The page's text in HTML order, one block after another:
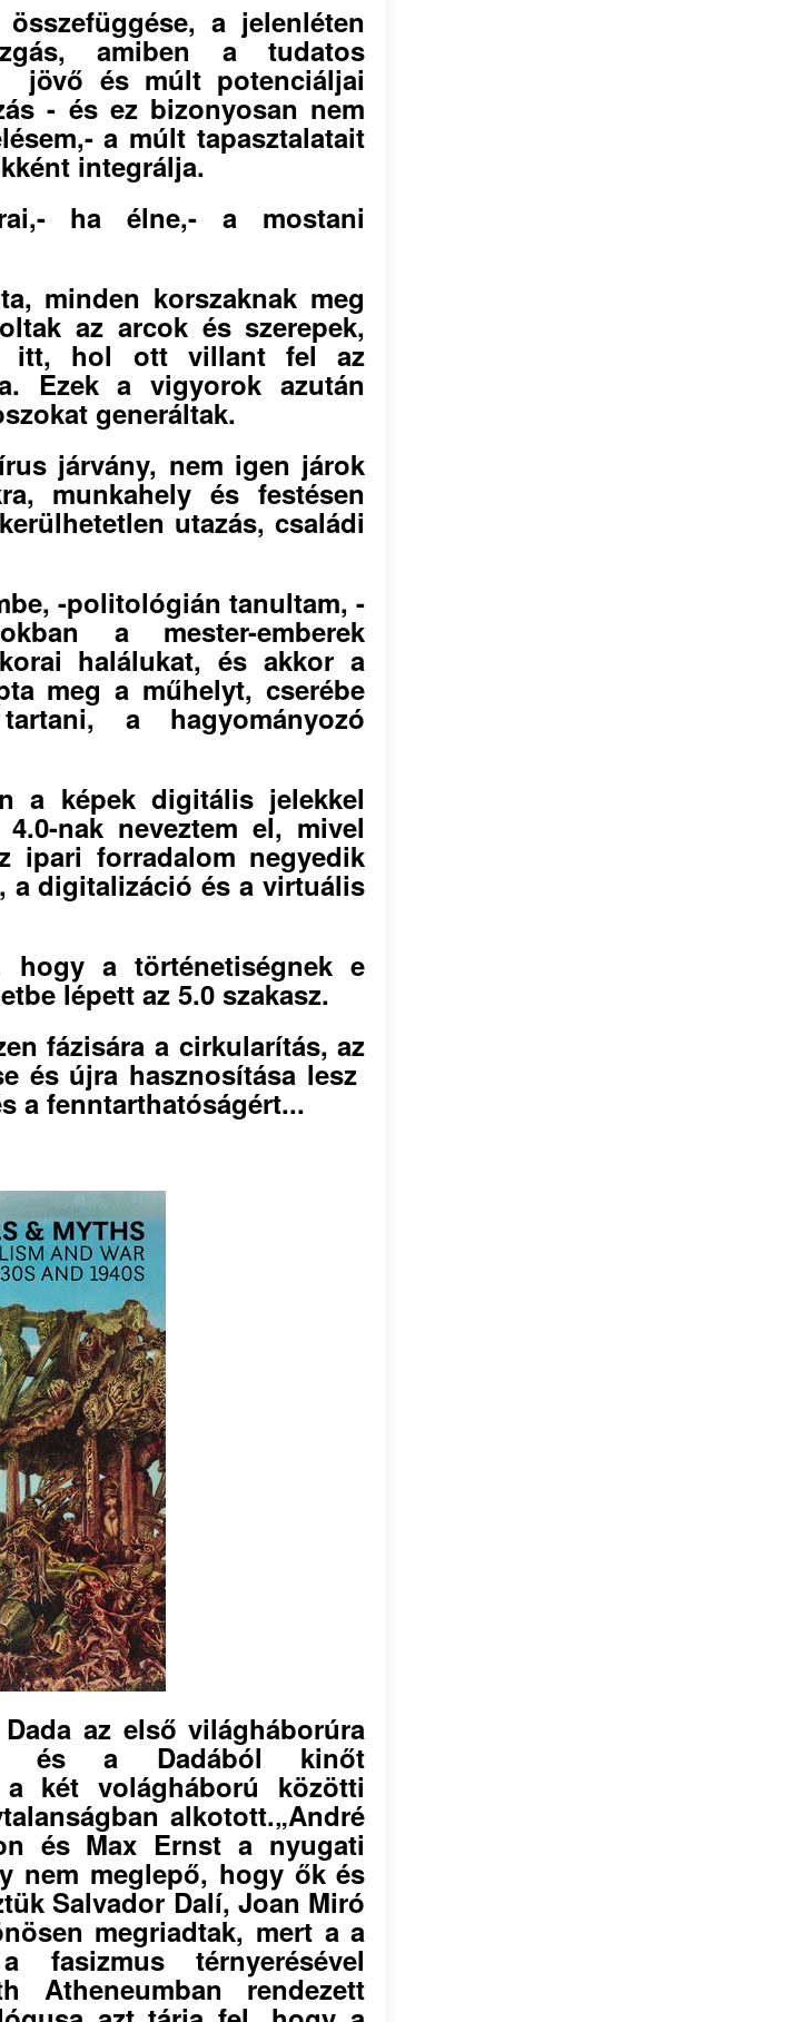
a jelenléten
amiben a tudatos
jövő és múlt potenciáljai
- és ez bizonyosan nem
a múlt tapasztalatait
integrálja.
ha élne,- a mostani
minden korszaknak meg
az arcok és szerepek,
itt, hol ott villant fel az
Ezek a vigyorok azután
generáltak.
járvány, nem igen járok
munkahely és festésen
utazás, családi
-politológián tanultam, -
a mester-emberek
halálukat, és akkor a
meg a műhelyt, cserébe
a hagyományozó
a képek digitális jelekkel
nak neveztem el, mivel
ipari forradalom negyedik
a digitalizáció és a virtuális
hogy a történetiségnek e
lépett az 5.0 szakasz.
fázisára a cirkularítás, az
és újra hasznosítása lesz
a fenntarthatóságért...
az első világháborúra
és a Dadából kinőt
két volágháború közötti
alkotott.„André
és Max Ernst a nyugati
nem meglepő, hogy ők és
Salvador Dalí, Joan Miró
megriadtak, mert a a
fasizmus térnyerésével
Atheneumban rendezett